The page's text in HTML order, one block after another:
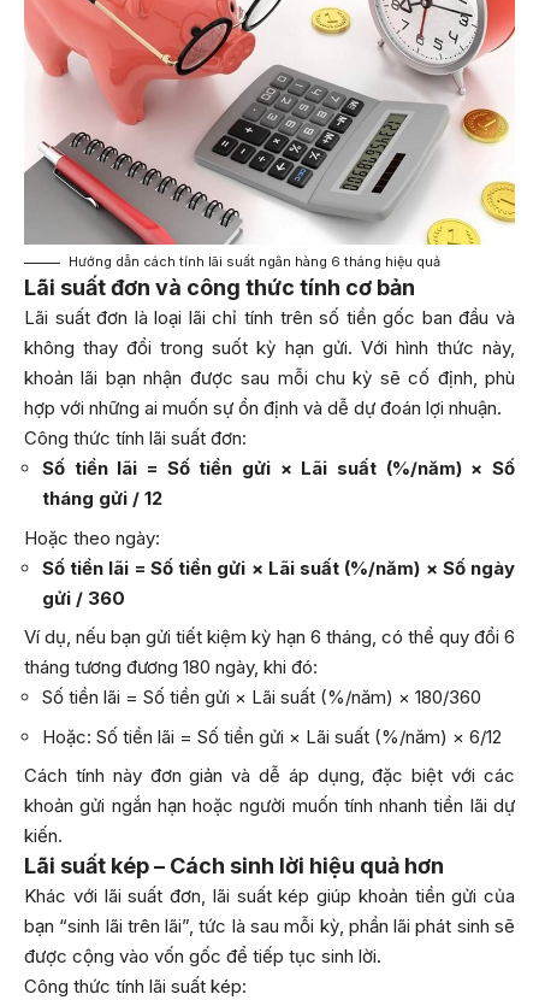
Hướng dẫn cách tính lãi suất ngân hàng 6 tháng hiệu quả
Lãi suất đơn và công thức tính cơ bản
Lãi suất đơn là loại lãi chỉ tính trên số tiền gốc ban đầu và
không thay đổi trong suốt kỳ hạn gửi. Với hình thức này,
khoản lãi bạn nhận được sau mỗi chu kỳ sẽ cố định, phù
hợp với những ai muốn sự ổn định và dễ dự đoán lợi nhuận.
Công thức tính lãi suất đơn:
Số tiền lãi = Số tiền gửi × Lãi suất (%/năm) × Số
tháng gửi / 12
Hoặc theo ngày:
Số tiền lãi = Số tiền gửi × Lãi suất (%/năm) × Số ngày
gửi / 360
Ví dụ, nếu bạn gửi tiết kiệm kỳ hạn 6 tháng, có thể quy đổi 6
tháng tương đương 180 ngày, khi đó:
Số tiền lãi = Số tiền gửi × Lãi suất (%/năm) × 180/360
Hoặc: Số tiền lãi = Số tiền gửi × Lãi suất (%/năm) × 6/12
Cách tính này đơn giản và dễ áp dụng, đặc biệt với các
khoản gửi ngắn hạn hoặc người muốn tính nhanh tiền lãi dự
kiến.
Lãi suất kép – Cách sinh lời hiệu quả hơn
Khác với lãi suất đơn, lãi suất kép giúp khoản tiền gửi của
bạn “sinh lãi trên lãi”, tức là sau mỗi kỳ, phần lãi phát sinh sẽ
được cộng vào vốn gốc để tiếp tục sinh lời.
Công thức tính lãi suất kép: